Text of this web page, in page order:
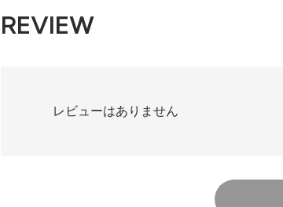
REVIEW
レビューはありません